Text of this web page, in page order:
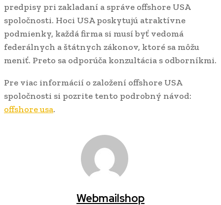
predpisy pri zakladaní a správe offshore USA
spoločnosti. Hoci USA poskytujú atraktívne
podmienky, každá firma si musí byť vedomá
federálnych a štátnych zákonov, ktoré sa môžu
meniť. Preto sa odporúča konzultácia s odborníkmi.
Pre viac informácií o založení offshore USA
spoločnosti si pozrite tento podrobný návod:
offshore usa.
Webmailshop